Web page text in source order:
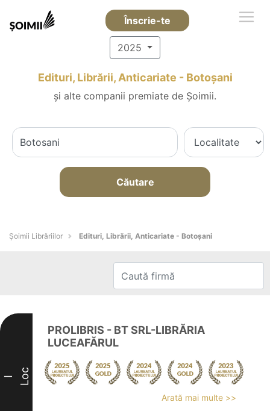
Înscrie-te
2025
Edituri, Librării, Anticariate - Botoşani
și alte companii premiate de Șoimii.
Căutare
Șoimii Librăriilor Edituri, Librării, Anticariate - Botoşani
I Loc
PROLIBRIS - BT SRL-LIBRĂRIA
LUCEAFĂRUL
Arată mai multe >>